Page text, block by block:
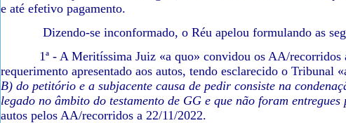
e até efetivo pagamento.
Dizendo-se inconformado, o Réu apelou formulando as
1ª - A Meritíssima Juiz «a quo» convidou os AA/
requerimento apresentado aos autos, tendo esclarecido o Tribunal
B) do petitório e a subjacente causa de pedir consiste na
legado no âmbito do testamento de GG e que não foram
autos pelos AA/recorridos a 22/11/2022.